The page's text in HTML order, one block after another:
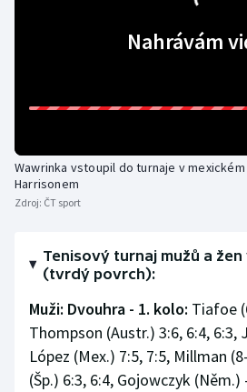
Lyže a snowboard
Moderní pětiboj
Motorsport
Plavání
Plážový volejbal
Nahrávám
Wawrinka vstoupil do turnaje v
Harrisonem
Zdroj: ČT sport
Tenisový turnaj mužů a žen
(tvrdý povrch):
Muži: Dvouhra - 1. kolo: Tiafoe
Thompson (Austr.) 3:6, 6:4, 6:3,
López (Mex.) 7:5, 7:5, Millman
(Šp.) 6:3, 6:4, Gojowczyk